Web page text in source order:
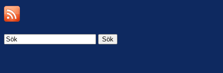
Sök